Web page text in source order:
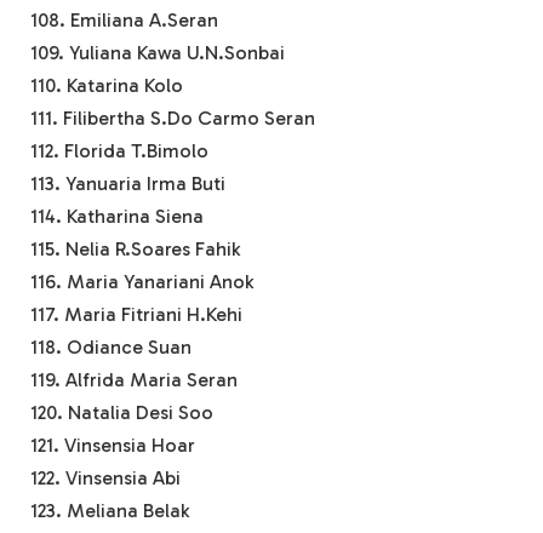
108. Emiliana A.Seran
109. Yuliana Kawa U.N.Sonbai
110. Katarina Kolo
111. Filibertha S.Do Carmo Seran
112. Florida T.Bimolo
113. Yanuaria Irma Buti
114. Katharina Siena
115. Nelia R.Soares Fahik
116. Maria Yanariani Anok
117. Maria Fitriani H.Kehi
118. Odiance Suan
119. Alfrida Maria Seran
120. Natalia Desi Soo
121. Vinsensia Hoar
122. Vinsensia Abi
123. Meliana Belak